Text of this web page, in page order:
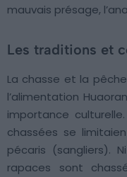
mauvais présage,
Les traditions et
La chasse et la
l’alimentation
importance
chassées se
pécaris (sangliers).
rapaces sont